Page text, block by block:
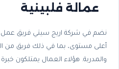
عمالة فلبينية
نضم في شركة اريج سيتي فريق
أعلى مستوى، بما في ذلك فريق من
والمدربة. هؤلاء العمال يمتلكون